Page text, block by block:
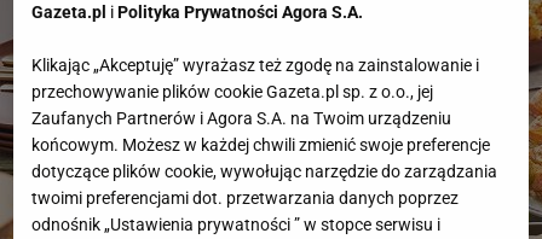
Gazeta.pl iPolityka Prywatności Agora S.A.
Klikając „Akceptuję” wyrażasz też zgodę na zainstalowanie i
przechowywanie plików cookie Gazeta.pl sp. z o.o., jej
Zaufanych Partnerów i Agora S.A. na Twoim urządzeniu
końcowym. Możesz w każdej chwili zmienić swoje preferencje
dotyczące plików cookie, wywołując narzędzie do zarządzania
twoimi preferencjami dot. przetwarzania danych poprzez
odnośnik „Ustawienia prywatności ” w stopce serwisu i